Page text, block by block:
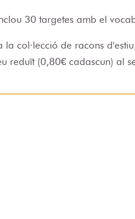
30 targetes amb el
la col·lecció de racons
reduït (0,80€ cadascun) al